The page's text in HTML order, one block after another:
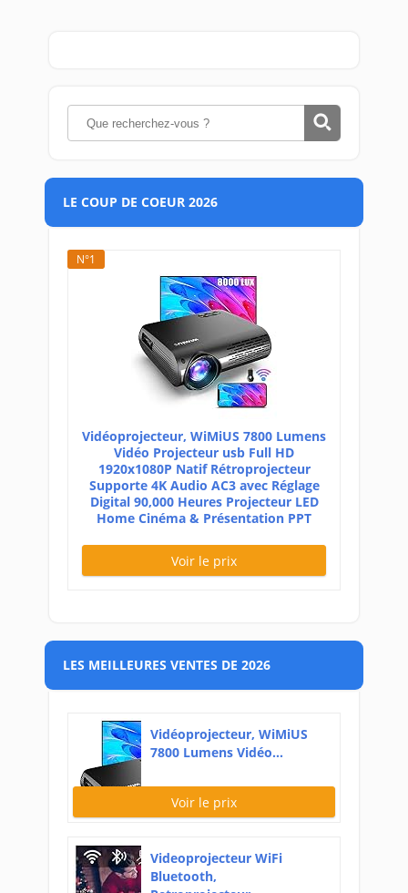
LE COUP DE COEUR 2026
N°1
Vidéoprojecteur, WiMiUS 7800 Lumens
Vidéo Projecteur usb Full HD
1920x1080P Natif Rétroprojecteur
Supporte 4K Audio AC3 avec Réglage
Digital 90,000 Heures Projecteur LED
Home Cinéma & Présentation PPT
Voir le prix
LES MEILLEURES VENTES DE 2026
Vidéoprojecteur, WiMiUS
7800 Lumens Vidéo...
Voir le prix
Videoprojecteur WiFi
Bluetooth,